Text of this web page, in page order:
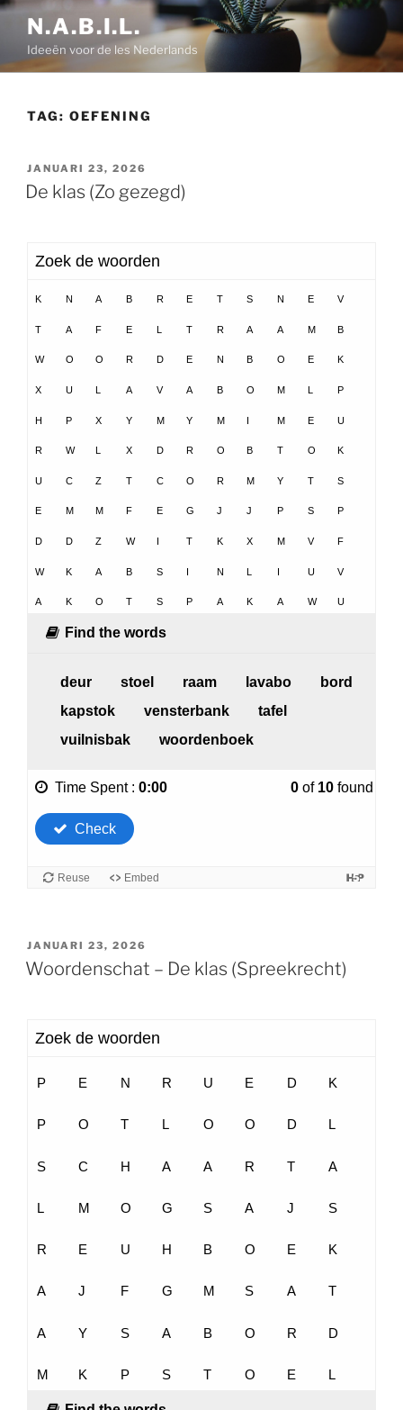
Ga
inhoud
N.A.B.I.L.
Ideeën voor de les Nederlands
TAG: OEFENING
GEPLAATST
OP
JANUARI 23, 2026
De klas (Zo gezegd)
GEPLAATST
OP
JANUARI 23, 2026
Woordenschat – De klas (Spreekrecht)